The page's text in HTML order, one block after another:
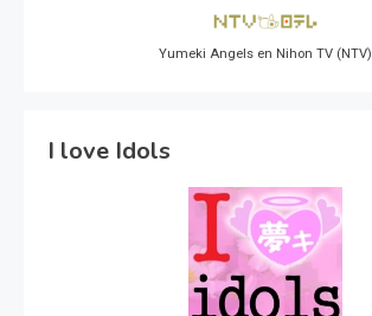
Yumeki Angels en Nihon TV (NTV)
I love Idols